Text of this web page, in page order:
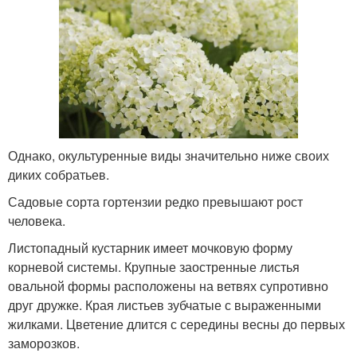
Однако, окультуренные виды значительно ниже своих
диких собратьев.
Садовые сорта гортензии редко превышают рост
человека.
Листопадный кустарник имеет мочковую форму
корневой системы. Крупные заостренные листья
овальной формы расположены на ветвях супротивно
друг дружке. Края листьев зубчатые с выраженными
жилками. Цветение длится с середины весны до первых
заморозков.